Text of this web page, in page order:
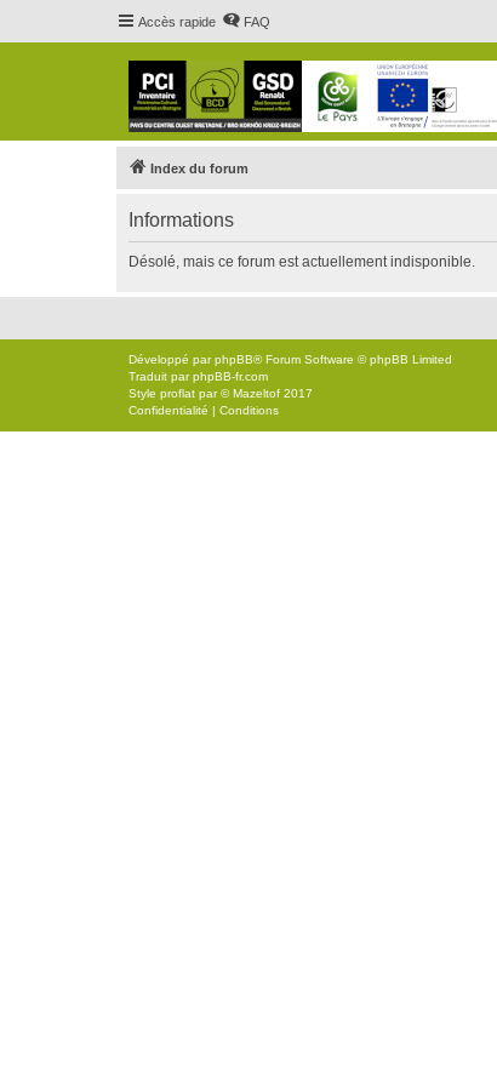
Accès rapide FAQ
Index du forum
Informations
Désolé, mais ce forum est actuellement indisponible.
Développé parphpBB® Forum Software © phpBB Limited
Traduit parphpBB-fr.com
Style proflat par ©Mazeltof 2017
Confidentialité | Conditions